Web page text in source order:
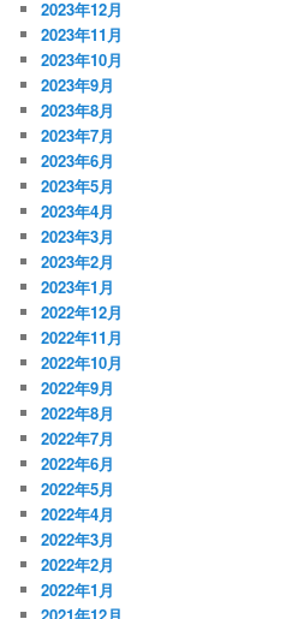
2023年12月
2023年11月
2023年10月
2023年9月
2023年8月
2023年7月
2023年6月
2023年5月
2023年4月
2023年3月
2023年2月
2023年1月
2022年12月
2022年11月
2022年10月
2022年9月
2022年8月
2022年7月
2022年6月
2022年5月
2022年4月
2022年3月
2022年2月
2022年1月